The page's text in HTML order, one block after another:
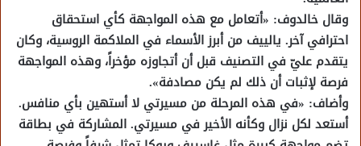
وقال خالدوف: «أتعامل مع هذه المواجهة كأي استحقاق
احترافي آخر. يالييف من أبرز الأسماء في الملاكمة الروسية، وكان
يتقدم عليّ في التصنيف قبل أن أتجاوزه مؤخراً، وهذه المواجهة
فرصة لإثبات أن ذلك لم يكن مصادفة».
وأضاف: «في هذه المرحلة من مسيرتي لا أستهين بأي منافس.
أستعد لكل نزال وكأنه الأخير في مسيرتي. المشاركة في بطاقة